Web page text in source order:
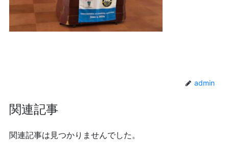
admin
関連記事
関連記事は見つかりませんでした。